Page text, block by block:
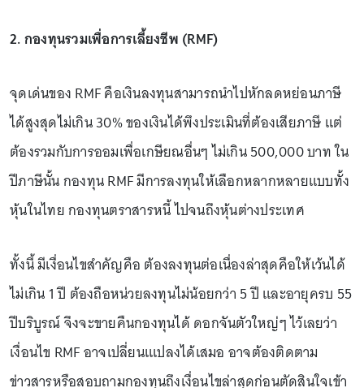
2. กองทุนรวมเพื่อการเลี้ยงชีพ (RMF)
จุดเด่นของ RMF คือเงินลงทุนสามารถนำไปหักลดหย่อนภาษี
ได้สูงสุดไม่เกิน 30% ของเงินได้พึงประเมินที่ต้องเสียภาษี แต่
ต้องรวมกับการออมเพื่อเกษียณอื่นๆ ไม่เกิน 500,000 บาท ใน
ปีภาษีนั้น กองทุน RMF มีการลงทุนให้เลือกหลากหลายแบบทั้ง
หุ้นในไทย กองทุนตราสารหนี้ ไปจนถึงหุ้นต่างประเทศ
ทั้งนี้ มีเงื่อนไขสำคัญคือ ต้องลงทุนต่อเนื่องล่าสุดคือให้เว้นได้
ไม่เกิน 1 ปี ต้องถือหน่วยลงทุนไม่น้อยกว่า 5 ปี และอายุครบ 55
ปีบริบูรณ์ จึงจะขายคืนกองทุนได้ ดอกจันตัวใหญ่ๆ ไว้เลยว่า
เงื่อนไข RMF อาจเปลี่ยนเแปลงได้เสมอ อาจต้องติดตาม
ข่าวสารหรือสอบถามกองทุนถึงเงื่อนไขล่าสุดก่อนตัดสินใจเข้า